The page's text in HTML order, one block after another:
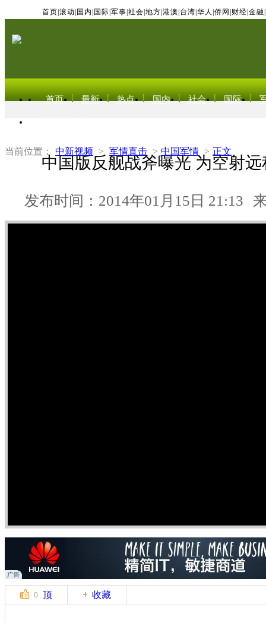
首页 滚动 国内 国际 军事 社会 地方 港澳 台湾 华人 侨网 财经 金融
首页 最新 热点 国内 社会 国际
当前位置： 中新视频 > 军情直击 > 中国军情 > 正文
中国版反舰战斧曝光 为空射
发布时间：2014年01月15日 21:13
0 顶 收藏